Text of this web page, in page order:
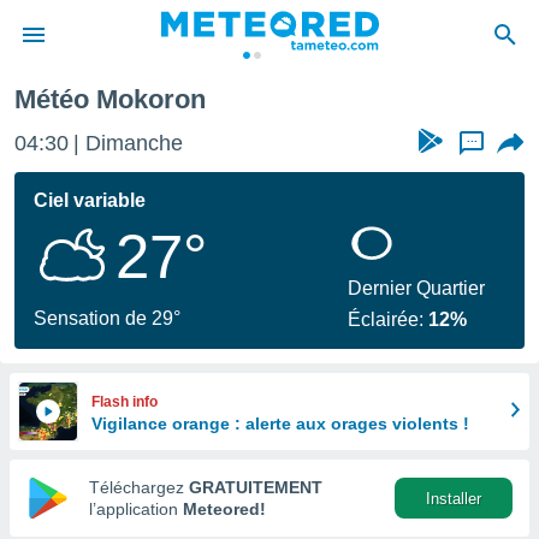
de
Météo Mokoron
04:30 Dimanche ...
Ciel variable
27°
Sensation de 29°
Dernier Quartier
Éclairée: 12%
Flash info
Vigilance orange : alerte aux orages violents !
Téléchargez GRATUITEMENT
l’application Meteored!
Installer